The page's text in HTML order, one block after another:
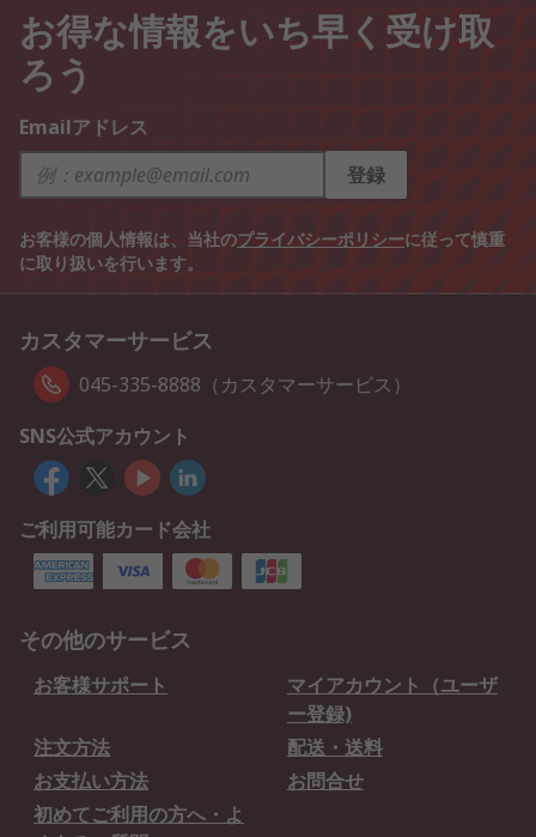
お得な情報をいち早く受け取
ろう
Emailアドレス
登録
お客様の個人情報は、当社のプライバシーポリシーに従って慎重
に取り扱いを行います。
カスタマーサービス
045-335-8888（カスタマーサービス）
SNS公式アカウント
ご利用可能カード会社
その他のサービス
お客様サポート
マイアカウント（ユーザ
ー登録)
注文方法
配送・送料
お支払い方法
お問合せ
初めてご利用の方へ・よ